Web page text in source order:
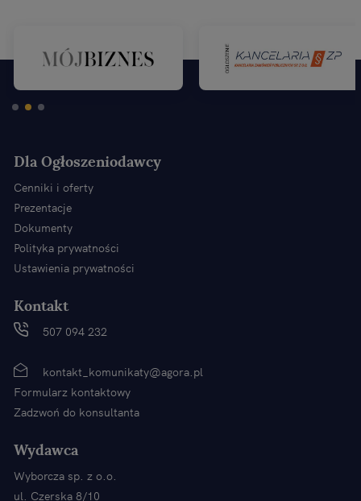
Dla Ogłoszeniodawcy
Cenniki i oferty
Prezentacje
Dokumenty
Polityka prywatności
Ustawienia prywatności
Kontakt
507 094 232
kontakt_komunikaty@agora.pl
Formularz kontaktowy
Zadzwoń do konsultanta
Wydawca
Wyborcza sp. z o.o.
ul. Czerska 8/10